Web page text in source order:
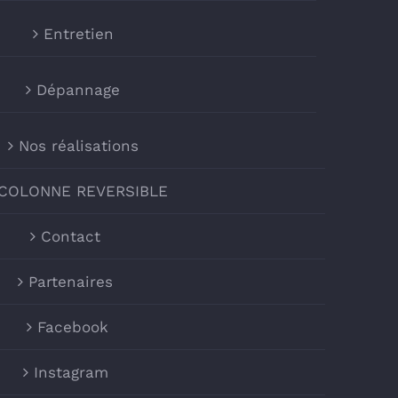
Entretien
Dépannage
Nos réalisations
REVERSIBLE
Contact
Partenaires
Facebook
Instagram